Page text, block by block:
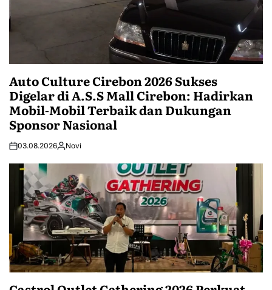
Auto Culture Cirebon 2026 Sukses
Digelar di A.S.S Mall Cirebon: Hadirkan
Mobil-Mobil Terbaik dan Dukungan
Sponsor Nasional
03.08.2026 Novi